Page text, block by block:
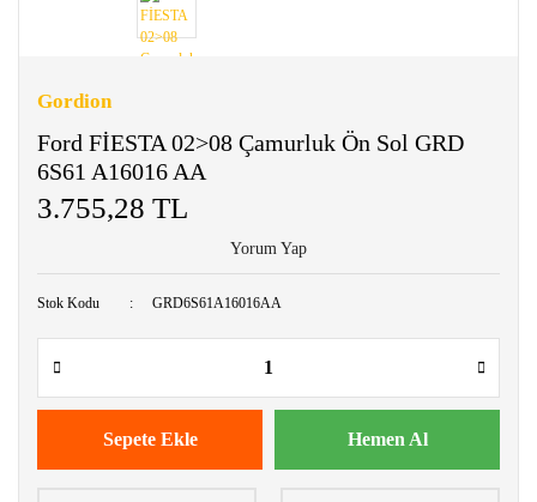
Gordion
Ford FİESTA 02>08 Çamurluk Ön Sol GRD
6S61 A16016 AA
3.755,28 TL
Yorum Yap
Stok Kodu GRD6S61A16016AA
Sepete Ekle Hemen Al